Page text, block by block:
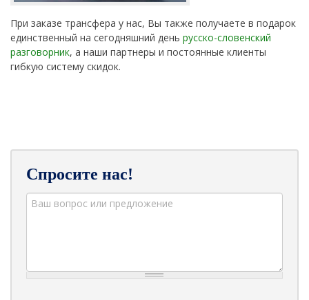
При заказе трансфера у нас, Вы также получаете в подарок
единственный на сегодняшний день русско-словенский
разговорник, а наши партнеры и постоянные клиенты
гибкую систему скидок.
Спросите нас!